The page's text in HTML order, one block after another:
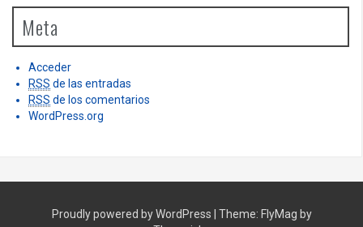
Meta
Acceder
RSS de las entradas
RSS de los comentarios
WordPress.org
Proudly powered by WordPress Theme: FlyMag by